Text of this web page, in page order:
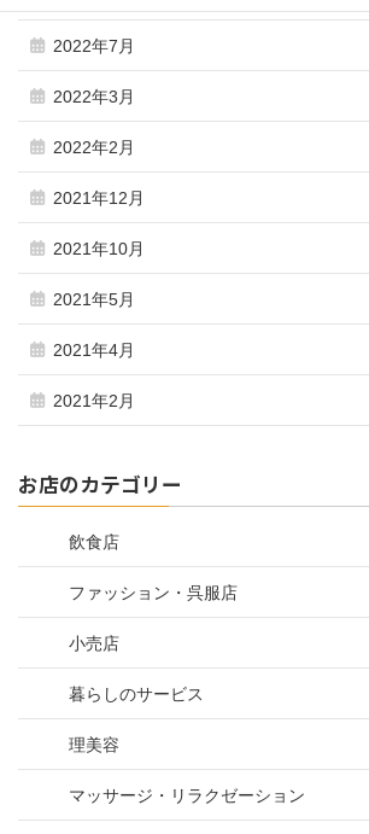
2022年7月
2022年3月
2022年2月
2021年12月
2021年10月
2021年5月
2021年4月
2021年2月
お店のカテゴリー
飲食店
ファッション・呉服店
小売店
暮らしのサービス
理美容
マッサージ・リラクゼーション